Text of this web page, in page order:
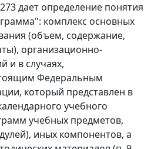
дает определение понятия
комплекс основных
(объем, содержание,
организационно-
и в случаях,
Федеральным
который представлен в
учебного
учебных предметов,
иных компонентов, а